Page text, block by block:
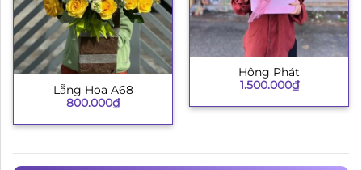
Lẵng Hoa A68
800.000₫
Hông Phát
1.500.000₫